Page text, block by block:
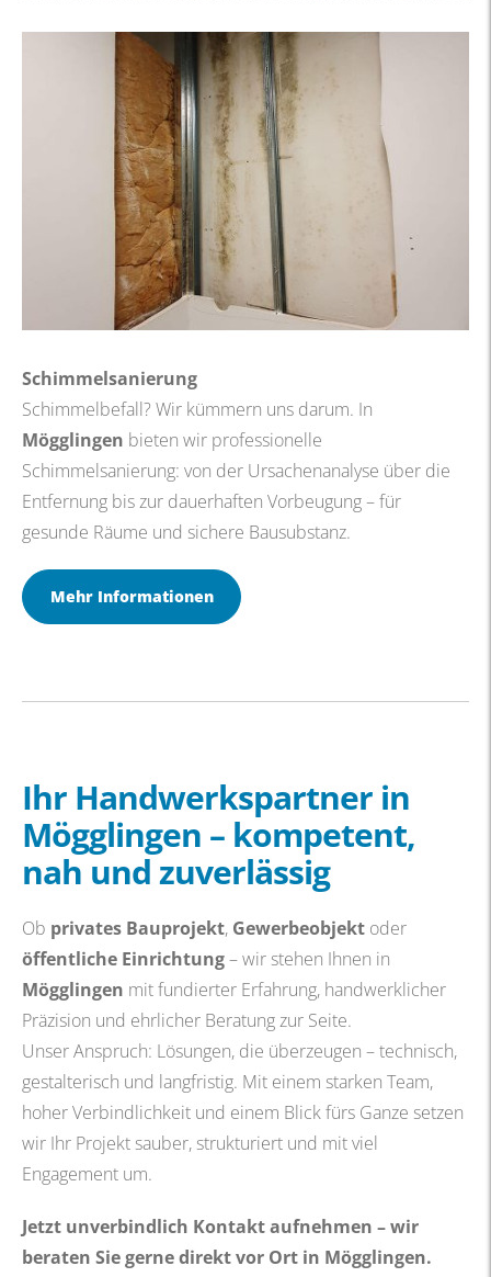
Schimmelsanierung
Schimmelbefall? Wir kümmern uns darum. In
Mögglingen bieten wir professionelle
Schimmelsanierung: von der Ursachenanalyse über die
Entfernung bis zur dauerhaften Vorbeugung – für
gesunde Räume und sichere Bausubstanz.
Mehr Informationen
Ihr Handwerkspartner in
Mögglingen – kompetent,
nah und zuverlässig
Ob privates Bauprojekt, Gewerbeobjekt oder
öffentliche Einrichtung– wir stehen Ihnen in
Mögglingen mit fundierter Erfahrung, handwerklicher
Präzision und ehrlicher Beratung zur Seite.
Unser Anspruch: Lösungen, die überzeugen – technisch,
gestalterisch und langfristig. Mit einem starken Team,
hoher Verbindlichkeit und einem Blick fürs Ganze setzen
wir Ihr Projekt sauber, strukturiert und mit viel
Engagement um.
Jetzt unverbindlich Kontakt aufnehmen – wir
beraten Sie gerne direkt vor Ort in Mögglingen.